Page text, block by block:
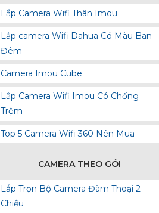
Lắp Camera Wifi Thân Imou
Lắp camera Wifi Dahua Có Màu Ban
Đêm
Camera Imou Cube
Lắp Camera Wifi Imou Có Chống
Trộm
Top 5 Camera Wifi 360 Nên Mua
CAMERA THEO GÓI
Lắp Trọn Bộ Camera Đàm Thoại 2
Chiều